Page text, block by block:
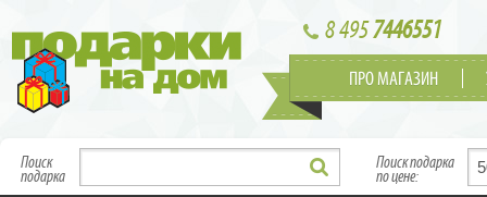
8 4957446551
ПРО МАГАЗИН
Поиск
подарка
Поиск подарка
по цене: